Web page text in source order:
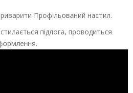
Профільований настил.
підлога, проводиться